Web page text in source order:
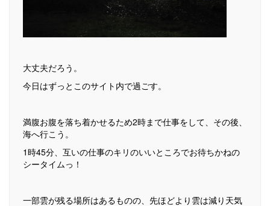
大丈夫だろう。
今日はずっとこのサイト内で過ごす。
満腹お腹を落ち着かせるため2時まで仕事をして、その後、
海へ行こう。
1時45分、互いの仕事のキリのいいところでお待ちかねの
シータイムっ！
一部雲が残る場所はあるものの、先ほどより雲は減り天気